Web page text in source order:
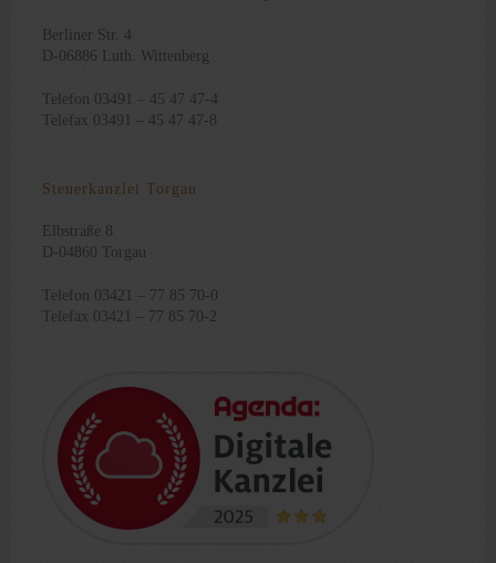
Berliner Str. 4
D-06886 Luth. Wittenberg
Telefon 03491 – 45 47 47-4
Telefax 03491 – 45 47 47-8
Steuerkanzlei Torgau
Elbstraße 8
D-04860 Torgau
Telefon 03421 – 77 85 70-0
Telefax 03421 – 77 85 70-2